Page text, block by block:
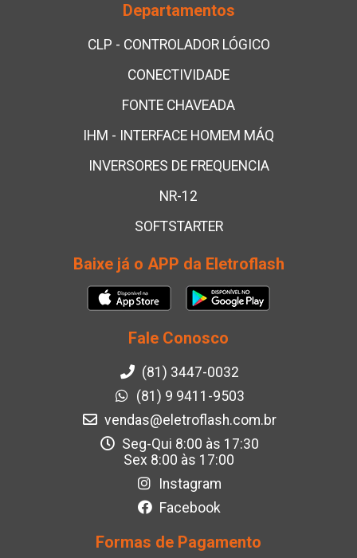
Departamentos
CLP - CONTROLADOR LÓGICO
CONECTIVIDADE
FONTE CHAVEADA
IHM - INTERFACE HOMEM MÁQ
INVERSORES DE FREQUENCIA
NR-12
SOFTSTARTER
Baixe já o APP da Eletroflash
Fale Conosco
(81) 3447-0032
(81) 9 9411-9503
vendas@eletroflash.com.br
Seg-Qui 8:00 às 17:30
Sex 8:00 às 17:00
Instagram
Facebook
Formas de Pagamento